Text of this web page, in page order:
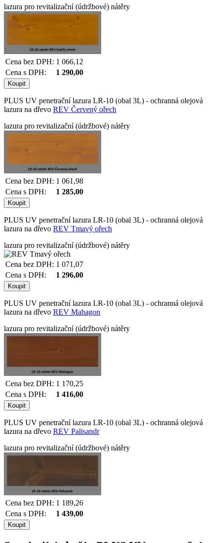
lazura pro revitalizační (údržbové) nátěry
Cena bez DPH: 1 066,12
Cena s DPH:
1 290,00
PLUS UV penetrační lazura LR-10 (obal 3L) - ochranná olejová
lazura na dřevo REV Červený ořech
lazura pro revitalizační (údržbové) nátěry
Cena bez DPH: 1 061,98
Cena s DPH:
1 285,00
PLUS UV penetrační lazura LR-10 (obal 3L) - ochranná olejová
lazura na dřevo REV Tmavý ořech
lazura pro revitalizační (údržbové) nátěry
Cena bez DPH: 1 071,07
Cena s DPH:
1 296,00
PLUS UV penetrační lazura LR-10 (obal 3L) - ochranná olejová
lazura na dřevo REV Mahagon
lazura pro revitalizační (údržbové) nátěry
Cena bez DPH: 1 170,25
Cena s DPH:
1 416,00
PLUS UV penetrační lazura LR-10 (obal 3L) - ochranná olejová
lazura na dřevo REV Palisandr
lazura pro revitalizační (údržbové) nátěry
Cena bez DPH: 1 189,26
Cena s DPH:
1 439,00